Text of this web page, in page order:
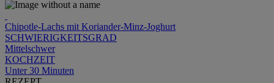
Chipotle-Lachs mit Koriander-Minz-Joghurt
SCHWIERIGKEITSGRAD
Mittelschwer
KOCHZEIT
Unter 30 Minuten